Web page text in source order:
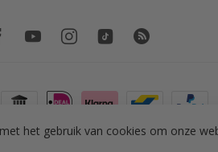
2026 PH Tegeltechniek
het gebruik van cookies om onze